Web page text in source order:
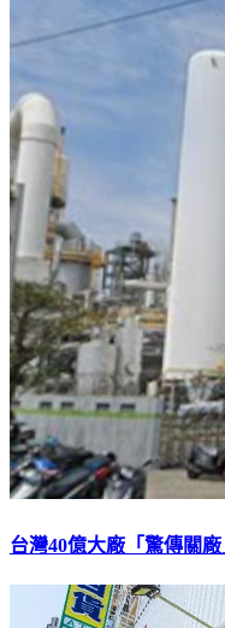
台灣40億大廠「驚傳關